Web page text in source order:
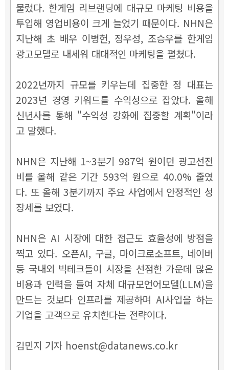
물렀다. 한게임 리브랜딩에 대규모 마케팅 비용을
투입해 영업비용이 크게 늘었기 때문이다. NHN은
지난해 초 배우 이병헌, 정우성, 조승우를 한게임
광고모델로 내세워 대대적인 마케팅을 펼쳤다.
2022년까지 규모를 키우는데 집중한 정 대표는
2023년 경영 키워드를 수익성으로 잡았다. 올해
신년사를 통해 "수익성 강화에 집중할 계획"이라
고 말했다.
NHN은 지난해 1~3분기 987억 원이던 광고선전
비를 올해 같은 기간 593억 원으로 40.0% 줄였
다. 또 올해 3분기까지 주요 사업에서 안정적인 성
장세를 보였다.
NHN은 AI 시장에 대한 접근도 효율성에 방점을
찍고 있다. 오픈AI, 구글, 마이크로소프트, 네이버
등 국내외 빅테크들이 시장을 선점한 가운데 많은
비용과 인력을 들여 자체 대규모언어모델(LLM)을
만드는 것보다 인프라를 제공하며 AI사업을 하는
기업을 고객으로 유치한다는 전략이다.
김민지 기자 hoenst@datanews.co.kr